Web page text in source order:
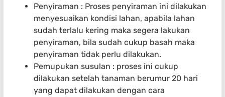
Penyiraman : Proses penyiraman ini dilakukan
menyesuaikan kondisi lahan, apabila lahan
sudah terlalu kering maka segera lakukan
penyiraman, bila sudah cukup basah maka
penyiraman tidak perlu dilakukan.
Pemupukan susulan : proses ini cukup
dilakukan setelah tanaman berumur 20 hari
yang dapat dilakukan dengan cara